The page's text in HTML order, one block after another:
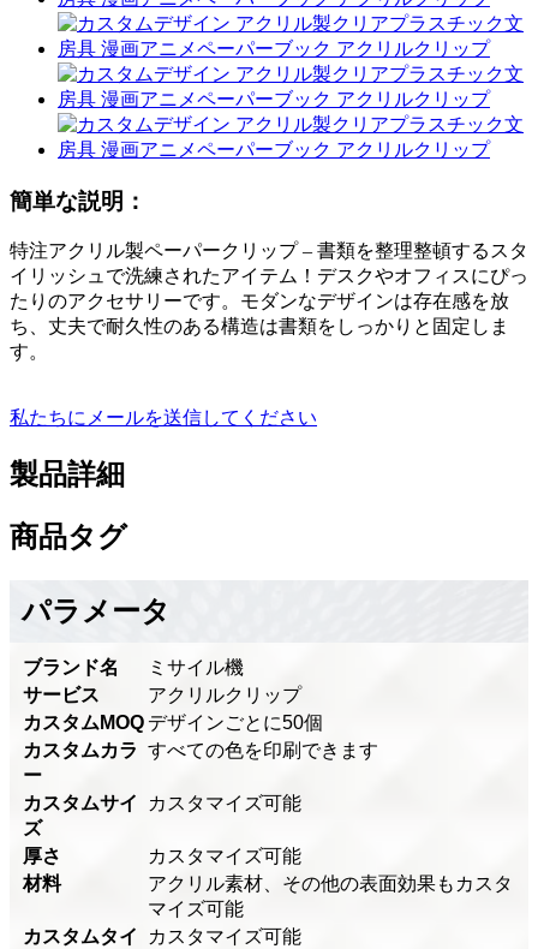
簡単な説明：
特注アクリル製ペーパークリップ – 書類を整理整頓するスタ
イリッシュで洗練されたアイテム！デスクやオフィスにぴっ
たりのアクセサリーです。モダンなデザインは存在感を放
ち、丈夫で耐久性のある構造は書類をしっかりと固定しま
す。
私たちにメールを送信してください
製品詳細
商品タグ
パラメータ
ブランド名
ミサイル機
サービス
アクリルクリップ
カスタムMOQ デザインごとに50個
カスタムカラ
ー
すべての色を印刷できます
カスタムサイ
ズ
カスタマイズ可能
厚さ
カスタマイズ可能
材料
アクリル素材、その他の表面効果もカスタ
マイズ可能
カスタムタイ
カスタマイズ可能